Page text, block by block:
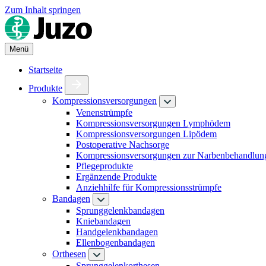
Zum Inhalt springen
Menü
Startseite
Produkte
Kompressionsversorgungen
Venenstrümpfe
Kompressionsversorgungen Lymphödem
Kompressionsversorgungen Lipödem
Postoperative Nachsorge
Kompressionsversorgungen zur
Pflegeprodukte
Ergänzende Produkte
Anziehhilfe für Kompressionsstrümpfe
Bandagen
Sprunggelenkbandagen
Kniebandagen
Handgelenkbandagen
Ellenbogenbandagen
Orthesen